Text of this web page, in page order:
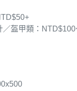
／盔甲類：